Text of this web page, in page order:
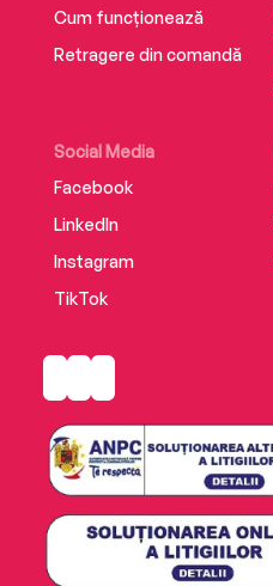
Cum funcționează
Retragere din comandă
Social Media
Facebook
LinkedIn
Instagram
TikTok